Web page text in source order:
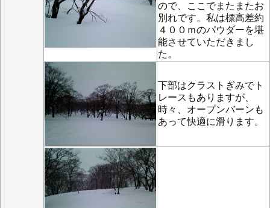
ので、ここでまたまたお
別れです。私は標高差約
４００ｍのパウダーを堪
能させていただきまし
た。
下部はクラストぎみでト
レースもありますが、
時々、オープンバーンも
あって快適に滑ります。